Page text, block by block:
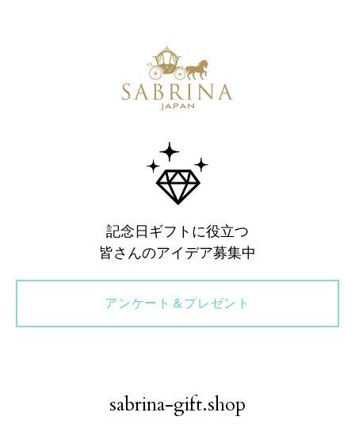
記念日ギフトに役立つ
皆さんのアイデア募集中
アンケート＆プレゼント
sabrina-gift.shop